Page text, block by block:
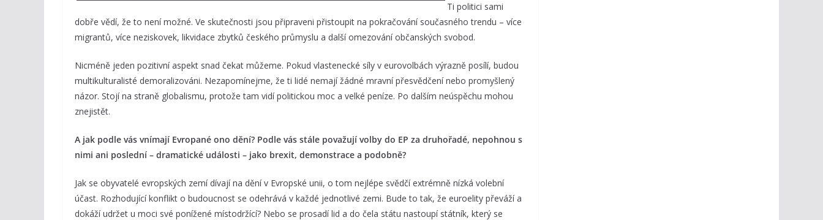
Ti politici sami
dobře vědí, že to není možné. Ve skutečnosti jsou připraveni přistoupit na pokračování současného trendu – více
migrantů, více neziskovek, likvidace zbytků českého průmyslu a další omezování občanských svobod.
Nicméně jeden pozitivní aspekt snad čekat můžeme. Pokud vlastenecké síly v eurovolbách výrazně posílí, budou
multikulturalisté demoralizováni. Nezapomínejme, že ti lidé nemají žádné mravní přesvědčení nebo promyšlený
názor. Stojí na straně globalismu, protože tam vidí politickou moc a velké peníze. Po dalším neúspěchu mohou
znejistět.
A jak podle vás vnímají Evropané ono dění? Podle vás stále považují volby do EP za druhořadé, nepohnou s
nimi ani poslední – dramatické události – jako brexit, demonstrace a podobně?
Jak se obyvatelé evropských zemí dívají na dění v Evropské unii, o tom nejlépe svědčí extrémně nízká volební
účast. Rozhodující konflikt o budoucnost se odehrává v každé jednotlivé zemi. Bude to tak, že euroelity převáží a
dokáží udržet u moci své ponížené místodržící? Nebo se prosadí lid a do čela státu nastoupí státník, který se